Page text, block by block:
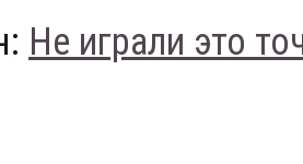
Не играли это